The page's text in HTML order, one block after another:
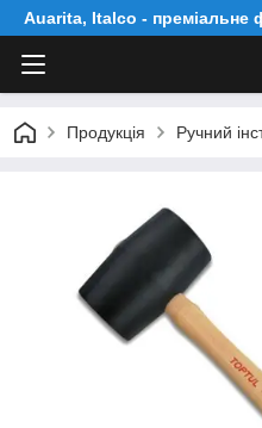
Auarita, Italco - преміальне
Продукція Ручний